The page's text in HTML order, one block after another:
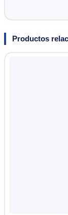
Productos